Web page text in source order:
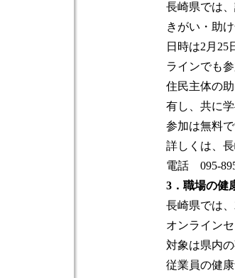
長崎県では
きがい・助
日時は2月
ラインでも
住民主体の
有し、共に
参加は無料
詳しくは、
電話 095-
3．職場の健
長崎県では
オンライン
対象は県内
従業員の健